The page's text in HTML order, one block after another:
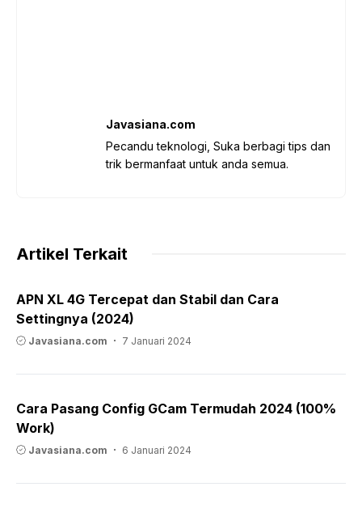
Javasiana.com
Pecandu teknologi, Suka berbagi tips dan
trik bermanfaat untuk anda semua.
Artikel Terkait
APN XL 4G Tercepat dan Stabil dan Cara
Settingnya (2024)
Javasiana.com 7 Januari 2024
Cara Pasang Config GCam Termudah 2024 (100%
Work)
Javasiana.com 6 Januari 2024